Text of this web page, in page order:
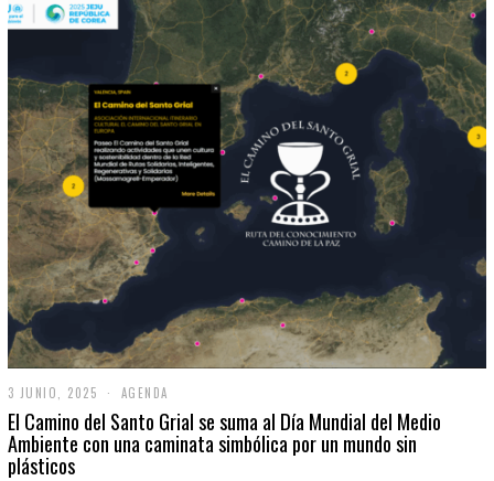
2
5
3 JUNIO, 2025
J
U
N
AGENDA
El Camino del Santo Grial se suma al Día Mundial del Medio
Ambiente con una caminata simbólica por un mundo sin
plásticos